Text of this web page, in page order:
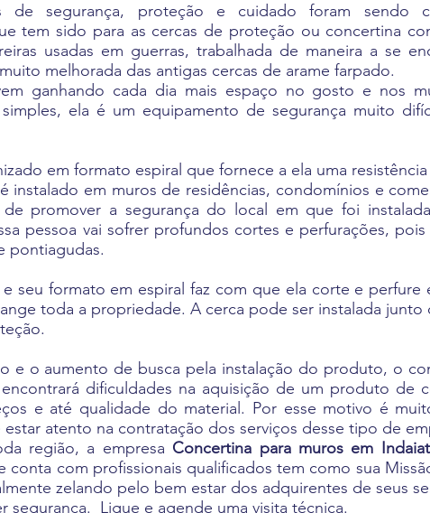
de segurança, proteção e cuidado foram sendo
tem sido para as cercas de proteção ou concertina
usadas em guerras, trabalhada de maneira a se
melhorada das antigas cercas de arame farpado.
ganhando cada dia mais espaço no gosto e nos
ela é um equipamento de segurança muito
em formato espiral que fornece a ela uma
instalado em muros de residências, condomínios e
promover a segurança do local em que foi
pessoa vai sofrer profundos cortes e perfurações,
pontiagudas.
seu formato em espiral faz com que ela corte e perfure
toda a propriedade. A cerca pode ser instalada junto
e o aumento de busca pela instalação do produto, o
dificuldades na aquisição de um produto de
e até qualidade do material. Por esse motivo é
atento na contratação dos serviços desse tipo de
região, a empresa Concertina para muros em
com profissionais qualificados tem como sua
zelando pelo bem estar dos adquirentes de seus
segurança. Ligue e agende uma visita técnica.